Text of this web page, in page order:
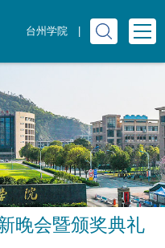
台州学院
晚会暨颁奖典礼